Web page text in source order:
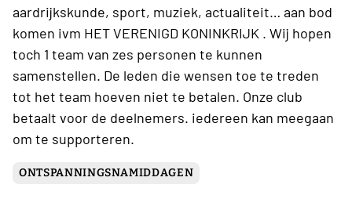
aardrijkskunde, sport, muziek, actualiteit… aan bod
komen ivm HET VERENIGD KONINKRIJK . Wij hopen
toch 1 team van zes personen te kunnen
samenstellen. De leden die wensen toe te treden
tot het team hoeven niet te betalen. Onze club
betaalt voor de deelnemers. iedereen kan meegaan
om te supporteren.
ONTSPANNINGSNAMIDDAGEN